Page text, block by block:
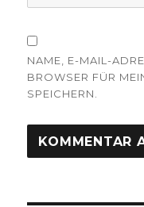
NAME, E-MAIL-
BROWSER FÜR
SPEICHERN.